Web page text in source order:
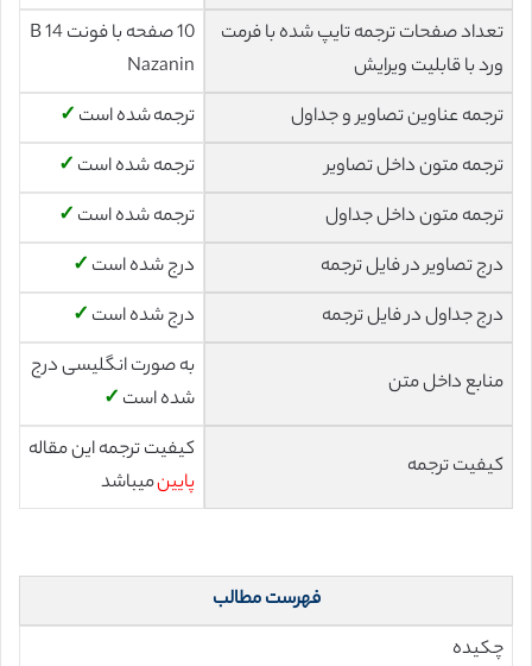
تعداد صفحات ترجمه تایپ شده با فرمت
ورد با قابلیت ویرایش
10 صفحه با فونت 14 B
Nazanin
ترجمه عناوین تصاویر و جداول
ترجمه شده است ✓
ترجمه متون داخل تصاویر
ترجمه شده است ✓
ترجمه متون داخل جداول
ترجمه شده است ✓
درج تصاویر در فایل ترجمه
درج شده است ✓
درج جداول در فایل ترجمه
درج شده است ✓
منابع داخل متن
به صورت انگلیسی درج
شده است ✓
کیفیت ترجمه
کیفیت ترجمه این مقاله
پایینمیباشد
فهرست مطالب
چکیده